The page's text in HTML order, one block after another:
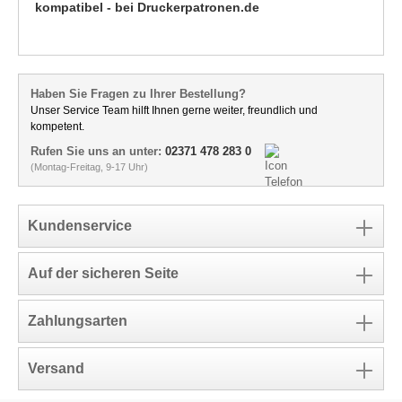
kompatibel - bei Druckerpatronen.de
Haben Sie Fragen zu Ihrer Bestellung?
Unser Service Team hilft Ihnen gerne weiter, freundlich und
kompetent.
Rufen Sie uns an unter: 02371 478 283 0
(Montag-Freitag, 9-17 Uhr)
Kundenservice
Auf der sicheren Seite
Zahlungsarten
Versand